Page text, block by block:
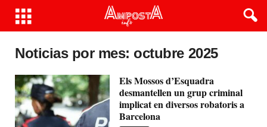
Noticias por mes: octubre 2025
Els Mossos d’Esquadra
desmantellen un grup criminal
implicat en diversos robatoris a
Barcelona